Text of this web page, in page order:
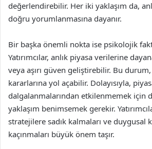
değerlendirebilir. Her iki yaklaşım da,
doğru yorumlanmasına dayanır.
Bir başka önemli nokta ise psikolojik
Yatırımcılar, anlık piyasa verilerine
veya aşırı güven geliştirebilir. Bu durum,
kararlarına yol açabilir. Dolayısıyla,
dalgalanmalarından etkilenmemek için
yaklaşım benimsemek gerekir.
stratejilere sadık kalmaları ve duygusal
kaçınmaları büyük önem taşır.